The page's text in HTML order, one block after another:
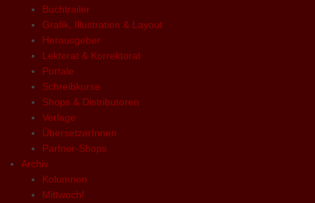
Buchtrailer
Grafik, Illustration & Layout
Herausgeber
Lektorat & Korrektorat
Portale
Schreibkurse
Shops & Distributoren
Verlage
ÜbersetzerInnen
Partner-Shops
Archiv
Kolumnen
Mittwoch!